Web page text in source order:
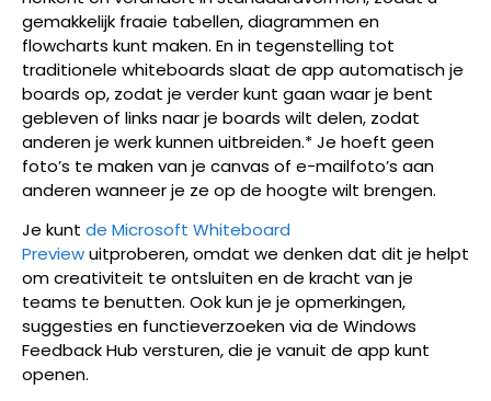
gemakkelijk fraaie tabellen, diagrammen en
flowcharts kunt maken. En in tegenstelling tot
traditionele whiteboards slaat de app automatisch je
boards op, zodat je verder kunt gaan waar je bent
gebleven of links naar je boards wilt delen, zodat
anderen je werk kunnen uitbreiden.* Je hoeft geen
foto’s te maken van je canvas of e-mailfoto’s aan
anderen wanneer je ze op de hoogte wilt brengen.
Je kunt de Microsoft Whiteboard
Previewuitproberen, omdat we denken dat dit je helpt
om creativiteit te ontsluiten en de kracht van je
teams te benutten. Ook kun je je opmerkingen,
suggesties en functieverzoeken via de Windows
Feedback Hub versturen, die je vanuit de app kunt
openen.